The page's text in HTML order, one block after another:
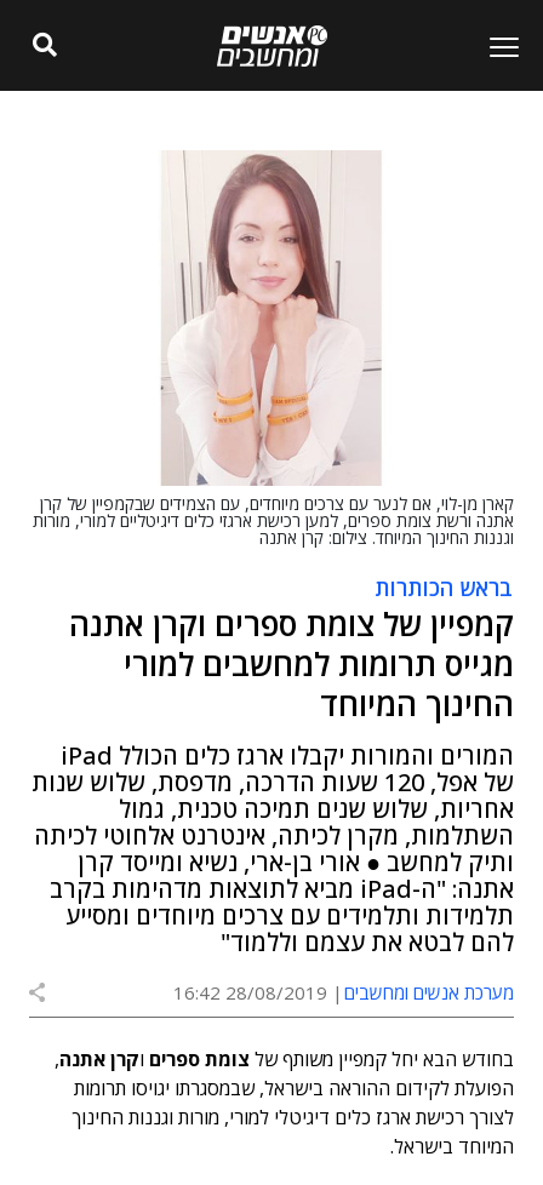
קארן מן-לוי, אם לנער עם צרכים מיוחדים, עם הצמידים שבקמפיין של קרן
אתנה ורשת צומת ספרים, למען רכישת ארגזי כלים דיגיטליים למורי, מורות
וגננות החינוך המיוחד. צילום: קרן אתנה
בראש הכותרות
קמפיין של צומת ספרים וקרן אתנה
מגייס תרומות למחשבים למורי
החינוך המיוחד
המורים והמורות יקבלו ארגז כלים הכולל iPad
של אפל, 120 שעות הדרכה, מדפסת, שלוש שנות
אחריות, שלוש שנים תמיכה טכנית, גמול
השתלמות, מקרן לכיתה, אינטרנט אלחוטי לכיתה
ותיק למחשב ● אורי בן-ארי, נשיא ומייסד קרן
אתנה: "ה-iPad מביא לתוצאות מדהימות בקרב
תלמידות ותלמידים עם צרכים מיוחדים ומסייע
להם לבטא את עצמם וללמוד"
מערכת אנשים ומחשבים 28/08/2019 16:42
בחודש הבא יחל קמפיין משותף של צומת ספרים וקרן אתנה,
הפועלת לקידום ההוראה בישראל, שבמסגרתו יגויסו תרומות
לצורך רכישת ארגז כלים דיגיטלי למורי, מורות וגננות החינוך
המיוחד בישראל.